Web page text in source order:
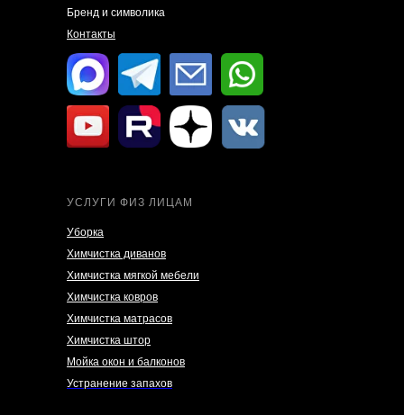
Бренд и символика
Контакты
УСЛУГИ ФИЗ ЛИЦАМ
Уборка
Химчистка диванов
Химчистка мягкой мебели
Химчистка ковров
Химчистка матрасов
Химчистка штор
Мойка окон и балконов
Устранение запахов